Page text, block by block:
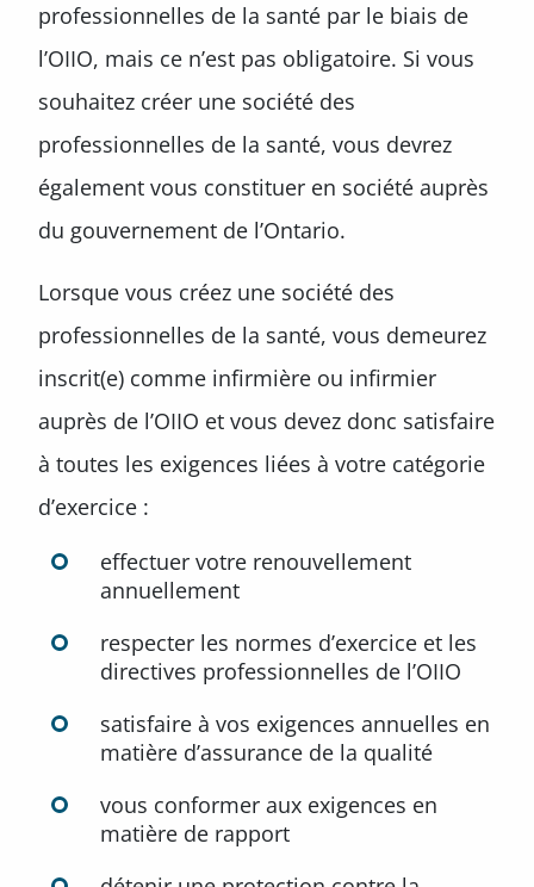
professionnelles de la santé par le biais de
l’OIIO, mais ce n’est pas obligatoire. Si vous
souhaitez créer une société des
professionnelles de la santé, vous devrez
également vous constituer en société auprès
du gouvernement de l’Ontario.
Lorsque vous créez une société des
professionnelles de la santé, vous demeurez
inscrit(e) comme infirmière ou infirmier
auprès de l’OIIO et vous devez donc satisfaire
à toutes les exigences liées à votre catégorie
d’exercice :
effectuer votre renouvellement
annuellement
respecter les normes d’exercice et les
directives professionnelles de l’OIIO
satisfaire à vos exigences annuelles en
matière d’assurance de la qualité
vous conformer aux exigences en
matière de rapport